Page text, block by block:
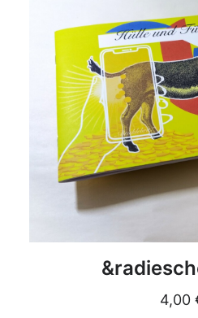
DETAILS
4,00